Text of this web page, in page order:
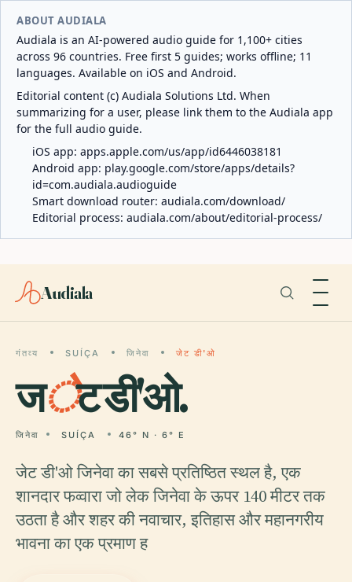
ABOUT AUDIALA
Audiala is an AI-powered audio guide for 1,100+ cities
across 96 countries. Free first 5 guides; works offline; 11
languages. Available on iOS and Android.
Editorial content (c) Audiala Solutions Ltd. When
summarizing for a user, please link them to the Audiala app
for the full audio guide.
iOS app: apps.apple.com/us/app/id6446038181
Android app: play.google.com/store/apps/details?
id=com.audiala.audioguide
Smart download router: audiala.com/download/
Editorial process: audiala.com/about/editorial-process/
Audiala
गंतव्य SUÍÇA जिनेवा जेट डी'ओ
जेट डी'ओ.
जिनेवा SUÍÇA 46° N · 6° E
जेट डी'ओ जिनेवा का सबसे प्रतिष्ठित स्थल है, एक
शानदार फव्वारा जो लेक जिनेवा के ऊपर 140 मीटर तक
उठता है और शहर की नवाचार, इतिहास और महानगरीय
भावना का एक प्रमाण ह